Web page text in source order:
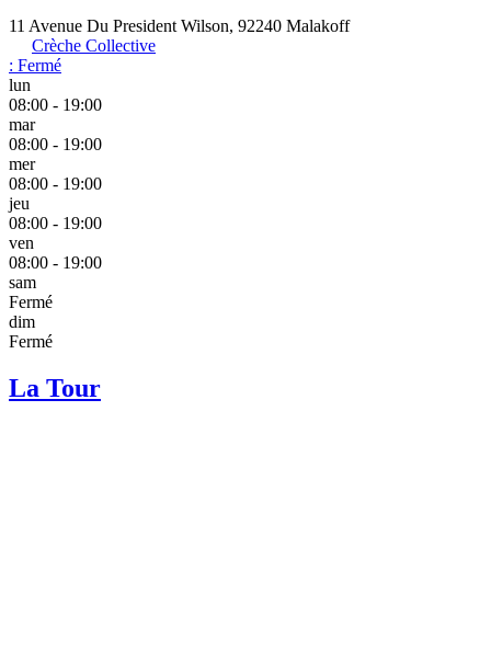
11 Avenue Du President Wilson, 92240 Malakoff
Crèche Collective
: Fermé
lun
08:00 - 19:00
mar
08:00 - 19:00
mer
08:00 - 19:00
jeu
08:00 - 19:00
ven
08:00 - 19:00
sam
Fermé
dim
Fermé
La Tour